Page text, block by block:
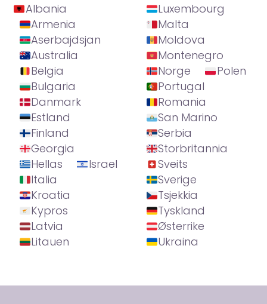
Albania
Armenia
Aserbajdsjan
Australia
Belgia
Bulgaria
Danmark
Estland
Finland
Georgia
Hellas
Israel
Italia
Kroatia
Kypros
Latvia
Litauen
Luxembourg
Malta
Moldova
Montenegro
Norge
Polen
Portugal
Romania
San Marino
Serbia
Storbritannia
Sveits
Sverige
Tsjekkia
Tyskland
Østerrike
Ukraina